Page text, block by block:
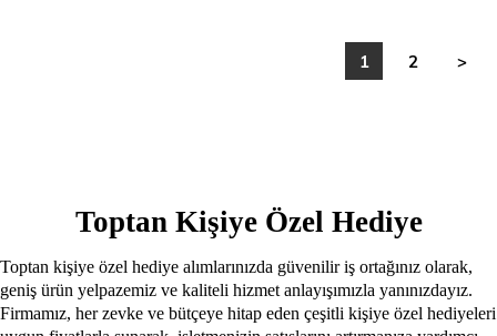
1 2 >
Toptan Kişiye Özel Hediye
Toptan kişiye özel hediye alımlarınızda güvenilir iş ortağınız olarak,
geniş ürün yelpazemiz ve kaliteli hizmet anlayışımızla yanınızdayız.
Firmamız, her zevke ve bütçeye hitap eden çeşitli kişiye özel hediyeleri